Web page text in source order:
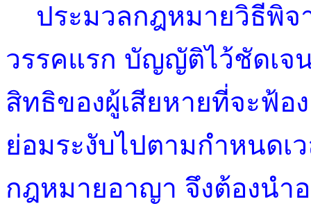
ประมวลกฎหมายวิธีพิจ
วรรคแรก บัญญัติไว้ชัดเจ
สิทธิของผู้เสียหายที่จะฟ้อ
ย่อมระงับไปตามกำหนด
กฎหมายอาญา จึงต้องนำ